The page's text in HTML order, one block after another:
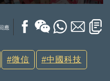
應
微信 中國科技